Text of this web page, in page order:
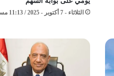
الثلاثاء - 7 أكتوبر - 2025 / 11:13 مساءً